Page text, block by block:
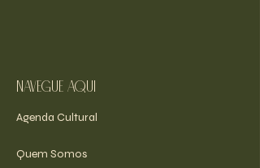
navegue aqui
Agenda Cultural
Quem Somos